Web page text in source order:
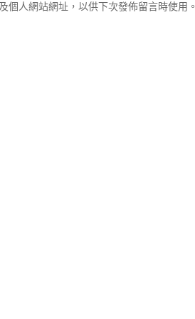
個人網站網址，以供下次發佈留言時使用。